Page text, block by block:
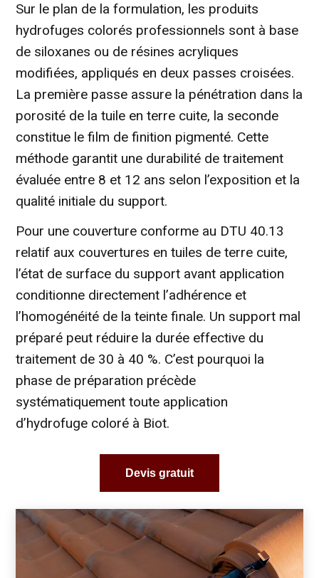
Sur le plan de la formulation, les produits
hydrofuges colorés professionnels sont à base
de siloxanes ou de résines acryliques
modifiées, appliqués en deux passes croisées.
La première passe assure la pénétration dans la
porosité de la tuile en terre cuite, la seconde
constitue le film de finition pigmenté. Cette
méthode garantit une durabilité de traitement
évaluée entre 8 et 12 ans selon l’exposition et la
qualité initiale du support.
Pour une couverture conforme au DTU 40.13
relatif aux couvertures en tuiles de terre cuite,
l’état de surface du support avant application
conditionne directement l’adhérence et
l’homogénéité de la teinte finale. Un support mal
préparé peut réduire la durée effective du
traitement de 30 à 40 %. C’est pourquoi la
phase de préparation précède
systématiquement toute application
d’hydrofuge coloré à Biot.
Devis gratuit